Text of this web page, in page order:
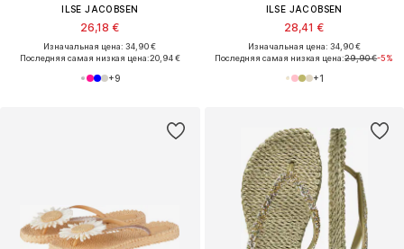
ILSE JACOBSEN
26,18 €
Изначальная цена: 34,90 €
Последняя самая низкая цена:20,94 €
+9
ILSE JACOBSEN
28,41 €
Изначальная цена: 34,90 €
Последняя самая низкая цена:29,90 €-5%
+1